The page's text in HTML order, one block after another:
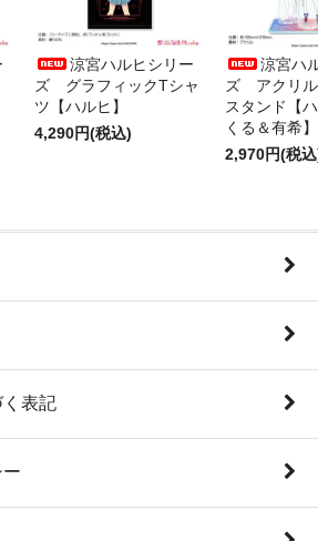
涼宮ハルヒシリー
ズ グラフィックTシャ
ツ【ハルヒ】
4,290円(税込)
涼宮ハ
ズ アクリル
スタンド【
くる＆有希】
2,970円(税
表記